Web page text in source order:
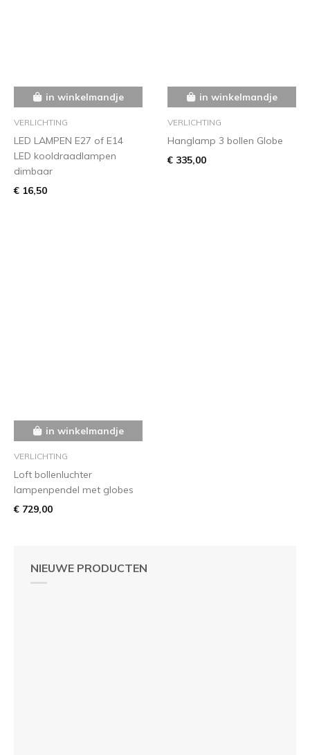
NIEUWE PRODUCTEN
in winkelmandje
VERLICHTING
LED LAMPEN E27 of E14
LED kooldraadlampen
dimbaar
€ 16,50
in winkelmandje
VERLICHTING
Hanglamp 3 bollen Globe
€ 335,00
in winkelmandje
VERLICHTING
Loft bollenluchter
lampenpendel met globes
€ 729,00